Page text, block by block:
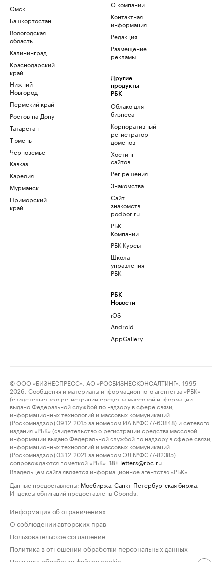
Омск
Башкортостан
Вологодская
область
Калининград
Краснодарский
край
Нижний
Новгород
Пермский край
Ростов-на-Дону
Татарстан
Тюмень
Черноземье
Кавказ
Карелия
Мурманск
Приморский
край
О компании
Контактная
информация
Редакция
Размещение
рекламы
Другие
продукты
РБК
Облако для
бизнеса
Корпоративный
регистратор
доменов
Хостинг
сайтов
Рег.решения
Знакомства
Сайт
знакомств
podbor.ru
РБК
Компании
РБК Курсы
Школа
управления
РБК
РБК
Новости
iOS
Android
AppGallery
© ООО «БИЗНЕСПРЕСС», АО «РОСБИЗНЕСКОНСАЛТИНГ», 1995–
2026. Сообщения и материалы информационного агентства «РБК»
(свидетельство о регистрации средства массовой информации
выдано Федеральной службой по надзору в сфере связи,
информационных технологий и массовых коммуникаций
(Роскомнадзор) 09.12.2015 за номером ИА №ФС77-63848) и сетевого
издания «РБК» (свидетельство о регистрации средства массовой
информации выдано Федеральной службой по надзору в сфере связи,
информационных технологий и массовых коммуникаций
(Роскомнадзор) 03.12.2021 за номером ЭЛ №ФС77-82385)
сопровождаются пометкой «РБК».
18+ letters@rbc.ru
Владельцем сайта является информационное агентство «РБК».
Данные предоставлены: Мосбиржа Санкт-Петербургская биржа
Индексы облигаций предоставлены Cbonds.
Информация об ограничениях
О соблюдении авторских прав
Пользовательское соглашение
Политика в отношении обработки персональных данных